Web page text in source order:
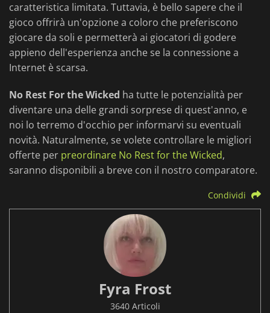
caratteristica limitata. Tuttavia, è bello sapere che il
gioco offrirà un'opzione a coloro che preferiscono
giocare da soli e permetterà ai giocatori di godere
appieno dell'esperienza anche se la connessione a
Internet è scarsa.
No Rest For the Wicked ha tutte le potenzialità per
diventare una delle grandi sorprese di quest'anno, e
noi lo terremo d'occhio per informarvi su eventuali
novità. Naturalmente, se volete controllare le migliori
offerte per preordinare No Rest for the Wicked,
saranno disponibili a breve con il nostro comparatore.
Condividi
Fyra Frost
3640 Articoli